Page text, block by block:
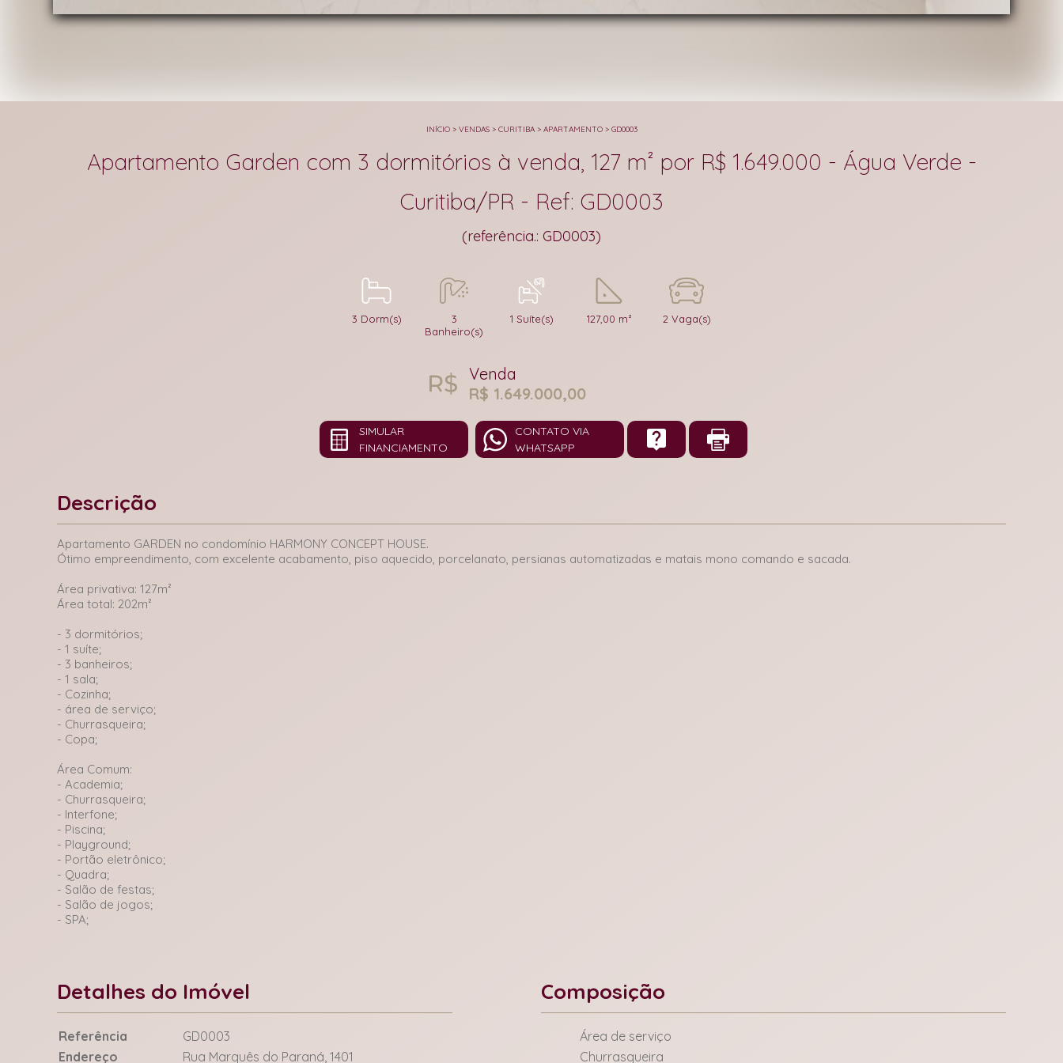
INÍCIO> VENDAS> CURITIBA> APARTAMENTO> GD0003
Apartamento Garden com 3 dormitórios à venda, 127 m² por R$ 1.649.000 - Água Verde -
Curitiba/PR - Ref: GD0003
(referência.: GD0003)
3 Dorm(s)
3
Banheiro(s)
1 Suíte(s) 127,00 m² 2 Vaga(s)
Venda
R$ 1.649.000,00
SIMULAR
FINANCIAMENTO
CONTATO VIA
WHATSAPP
Descrição
Apartamento GARDEN no condomínio HARMONY CONCEPT HOUSE.
Ótimo empreendimento, com excelente acabamento, piso aquecido, porcelanato, persianas automatizadas e matais mono comando e sacada.
Área privativa: 127m²
Área total: 202m²
- 3 dormitórios;
- 1 suíte;
- 3 banheiros;
- 1 sala;
- Cozinha;
- área de serviço;
- Churrasqueira;
- Copa;
Área Comum:
- Academia;
- Churrasqueira;
- Interfone;
- Piscina;
- Playground;
- Portão eletrônico;
- Quadra;
- Salão de festas;
- Salão de jogos;
- SPA;
Detalhes do Imóvel
Referência
GD0003
Endereço
Rua Marquês do Paraná, 1401
Composição
Área de serviço
Churrasqueira